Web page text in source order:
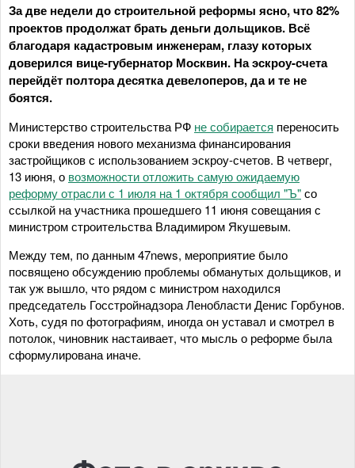
За две недели до строительной реформы ясно, что 82%
проектов продолжат брать деньги дольщиков. Всё
благодаря кадастровым инженерам, глазу которых
доверился вице-губернатор Москвин. На эскроу-счета
перейдёт полтора десятка девелоперов, да и те не
боятся.
Министерство строительства РФ не собирается переносить
сроки введения нового механизма финансирования
застройщиков с использованием эскроу-счетов. В четверг,
13 июня, о возможности отложить самую ожидаемую
реформу отрасли с 1 июля на 1 октября сообщил "Ъ"со
ссылкой на участника прошедшего 11 июня совещания с
министром строительства Владимиром Якушевым.
Между тем, по данным 47news, мероприятие было
посвящено обсуждению проблемы обманутых дольщиков, и
так уж вышло, что рядом с министром находился
председатель Госстройнадзора Ленобласти Денис Горбунов.
Хоть, судя по фотографиям, иногда он уставал и смотрел в
потолок, чиновник настаивает, что мысль о реформе была
сформулирована иначе.